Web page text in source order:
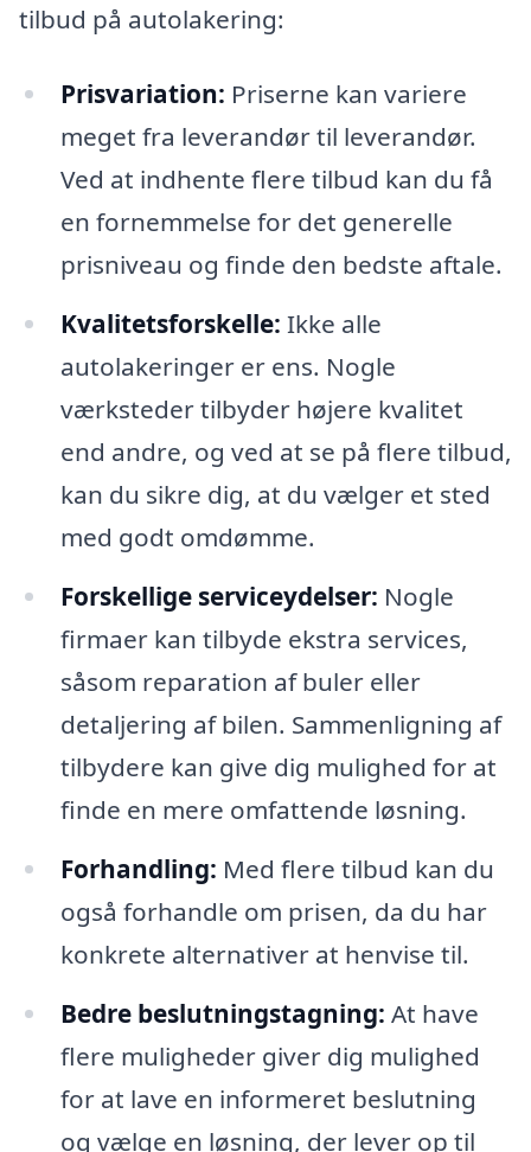
tilbud på autolakering:
Prisvariation: Priserne kan variere
meget fra leverandør til leverandør.
Ved at indhente flere tilbud kan du få
en fornemmelse for det generelle
prisniveau og finde den bedste aftale.
Kvalitetsforskelle: Ikke alle
autolakeringer er ens. Nogle
værksteder tilbyder højere kvalitet
end andre, og ved at se på flere tilbud,
kan du sikre dig, at du vælger et sted
med godt omdømme.
Forskellige serviceydelser: Nogle
firmaer kan tilbyde ekstra services,
såsom reparation af buler eller
detaljering af bilen. Sammenligning af
tilbydere kan give dig mulighed for at
finde en mere omfattende løsning.
Forhandling: Med flere tilbud kan du
også forhandle om prisen, da du har
konkrete alternativer at henvise til.
Bedre beslutningstagning: At have
flere muligheder giver dig mulighed
for at lave en informeret beslutning
og vælge en løsning, der lever op til